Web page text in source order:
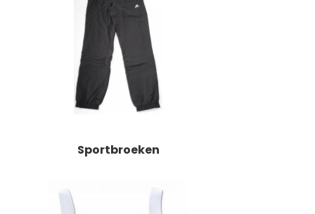
Sportbroeken